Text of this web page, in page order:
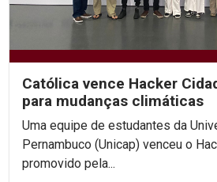
Católica vence Hacker
para mudanças climáticas
Uma equipe de estudantes da
Pernambuco (Unicap) venceu o
promovido pela...